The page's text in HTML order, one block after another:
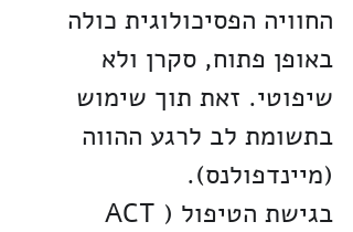
החוויה הפסיכולוגית כולה
באופן פתוח, סקרן ולא
שיפוטי. זאת תוך שימוש
בתשומת לב לרגע ההווה
(מיינדפולנס).
בגישת הטיפול (ACT